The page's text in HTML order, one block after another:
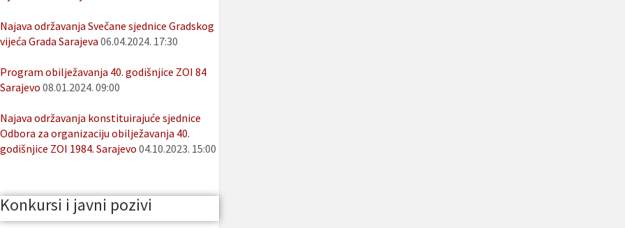
Najava održavanja Svečane sjednice Gradskog
vijeća Grada Sarajeva 06.04.2024. 17:30
Program obilježavanja 40. godišnjice ZOI 84
Sarajevo 08.01.2024. 09:00
Najava održavanja konstituirajuće sjednice
Odbora za organizaciju obilježavanja 40.
godišnjice ZOI 1984. Sarajevo 04.10.2023. 15:00
Konkursi i javni pozivi